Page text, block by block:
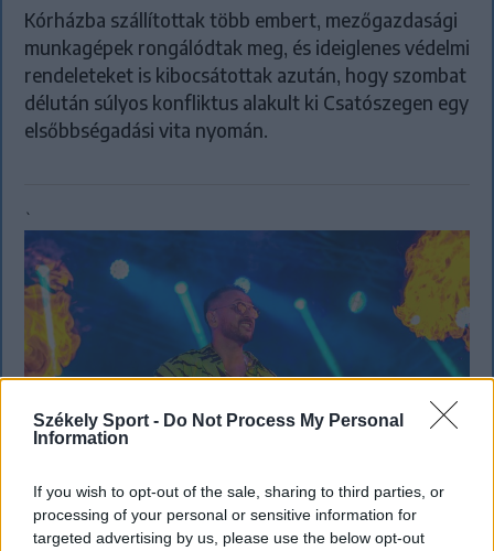
Székely Sport - Do Not Process My Personal
Information
If you wish to opt-out of the sale, sharing to third parties, or
processing of your personal or sensitive information for
targeted advertising by us, please use the below opt-out
Kórházba szállítottak több embert, mezőgazdasági
munkagépek rongálódtak meg, és ideiglenes védelmi
rendeleteket is kibocsátottak azután, hogy szombat
délután súlyos konfliktus alakult ki Csatószegen egy
elsőbbségadási vita nyomán.
`